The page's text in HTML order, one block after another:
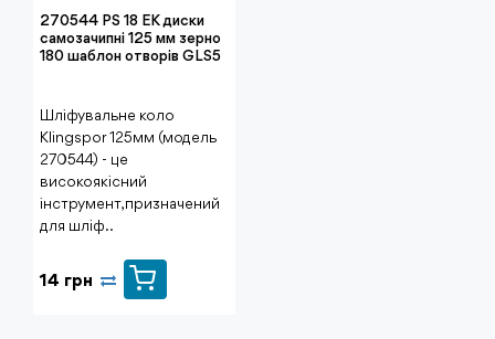
270544 PS 18 ЕК диски
самозачипні 125 мм зерно
180 шаблон отворів GLS5
Шліфувальне коло
Klingspor 125мм (модель
270544) - це
високоякісний
інструмент, призначений
для шліф..
14 грн